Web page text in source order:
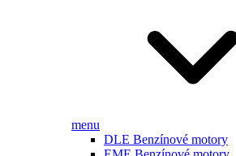
menu
DLE Benzínové motory